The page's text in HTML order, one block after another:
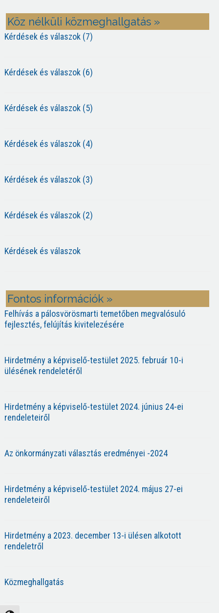
Köz nélküli közmeghallgatás »
Kérdések és válaszok (7)
Kérdések és válaszok (6)
Kérdések és válaszok (5)
Kérdések és válaszok (4)
Kérdések és válaszok (3)
Kérdések és válaszok (2)
Kérdések és válaszok
Fontos információk »
Felhívás a pálosvörösmarti temetőben megvalósuló
fejlesztés, felújítás kivitelezésére
Hirdetmény a képviselő-testület 2025. február 10-i
ülésének rendeletéről
Hirdetmény a képviselő-testület 2024. június 24-ei
rendeleteiről
Az önkormányzati választás eredményei -2024
Hirdetmény a képviselő-testület 2024. május 27-ei
rendeleteiről
Hirdetmény a 2023. december 13-i ülésen alkotott
rendeletről
Közmeghallgatás